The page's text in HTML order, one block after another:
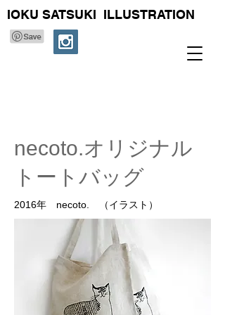
IOKU SATSUKI ILLUSTRATION
necoto.オリジナル
トートバッグ
2016年 necoto. （イラスト）